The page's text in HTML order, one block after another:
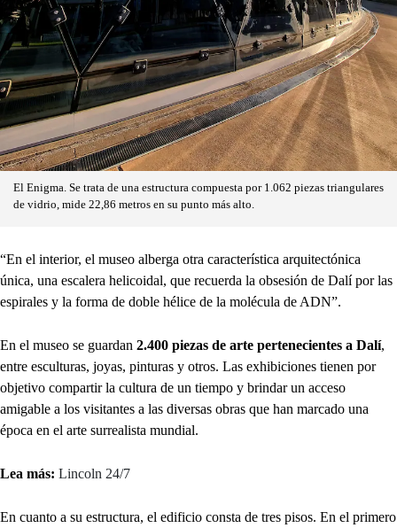
El Enigma. Se trata de una estructura compuesta por 1.062 piezas triangulares
de vidrio, mide 22,86 metros en su punto más alto.
“En el interior, el museo alberga otra característica arquitectónica
única, una escalera helicoidal, que recuerda la obsesión de Dalí por las
espirales y la forma de doble hélice de la molécula de ADN”.
En el museo se guardan 2.400 piezas de arte pertenecientes a Dalí,
entre esculturas, joyas, pinturas y otros. Las exhibiciones tienen por
objetivo compartir la cultura de un tiempo y brindar un acceso
amigable a los visitantes a las diversas obras que han marcado una
época en el arte surrealista mundial.
Lea más: Lincoln 24/7
En cuanto a su estructura, el edificio consta de tres pisos. En el primero